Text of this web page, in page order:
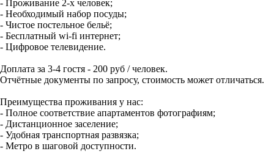
- Проживание 2-х человек;
- Необходимый набор посуды;
- Чистое постельное бельё;
- Бесплатный wi-fi интернет;
- Цифровое телевидение.
Доплата за 3-4 гостя - 200 руб / человек.
Отчётные документы по запросу, стоимость может отличаться.
Преимущества проживания у нас:
- Полное соответствие апартаментов фотографиям;
- Дистанционное заселение;
- Удобная транспортная развязка;
- Метро в шаговой доступности.